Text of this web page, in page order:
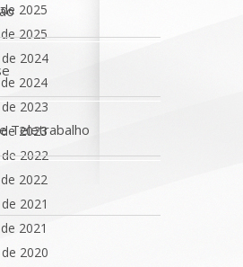
Teletrabalho
2025
2025
2024
2024
2023
2023
2022
2022
2021
2021
2020